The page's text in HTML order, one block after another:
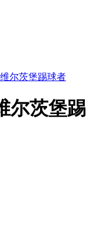
尔茨堡踢球者
尔茨堡踢